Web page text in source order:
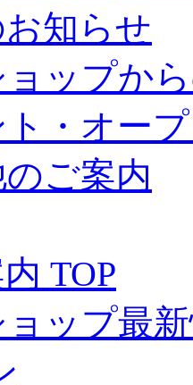
知らせ
ョップか
ト・オー
ご案内
TOP
ップ最